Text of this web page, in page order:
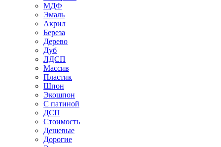
МДФ
Эмаль
Акрил
Береза
Дерево
Дуб
ЛДСП
Массив
Пластик
Шпон
Экошпон
С патиной
ДСП
Стоимость
Дешевые
Дорогие